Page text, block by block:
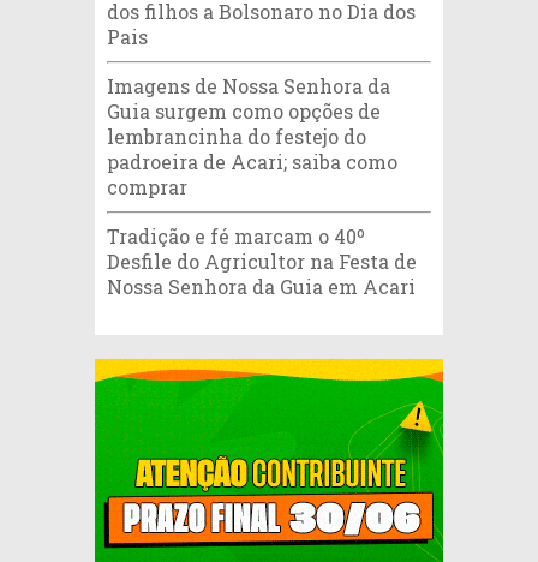
dos filhos a Bolsonaro no Dia dos
Pais
Imagens de Nossa Senhora da
Guia surgem como opções de
lembrancinha do festejo do
padroeira de Acari; saiba como
comprar
Tradição e fé marcam o 40º
Desfile do Agricultor na Festa de
Nossa Senhora da Guia em Acari